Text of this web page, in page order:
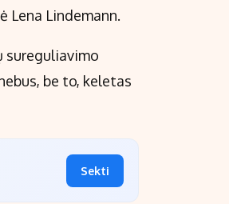
Lena Lindemann.
sureguliavimo
be to, keletas
Sekti